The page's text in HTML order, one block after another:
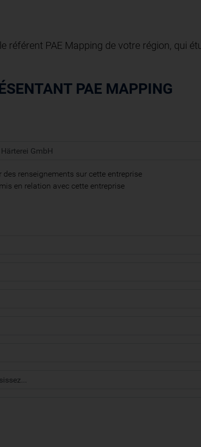
PAE Mapping de votre région, qui
PAE MAPPING
des renseignements sur cette entreprise
en relation avec cette entreprise